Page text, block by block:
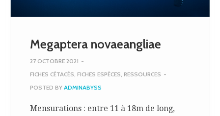
Megaptera novaeangliae
27 OCTOBRE 2021 -
FICHES CÉTACÉS, FICHES ESPÈCES, RESSOURCES -
POSTED BY ADMINABYSS
Mensurations : entre 11 à 18m de long,